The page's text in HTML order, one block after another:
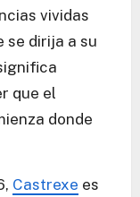
vividas
se dirija a su
que el
donde
Castrexe es